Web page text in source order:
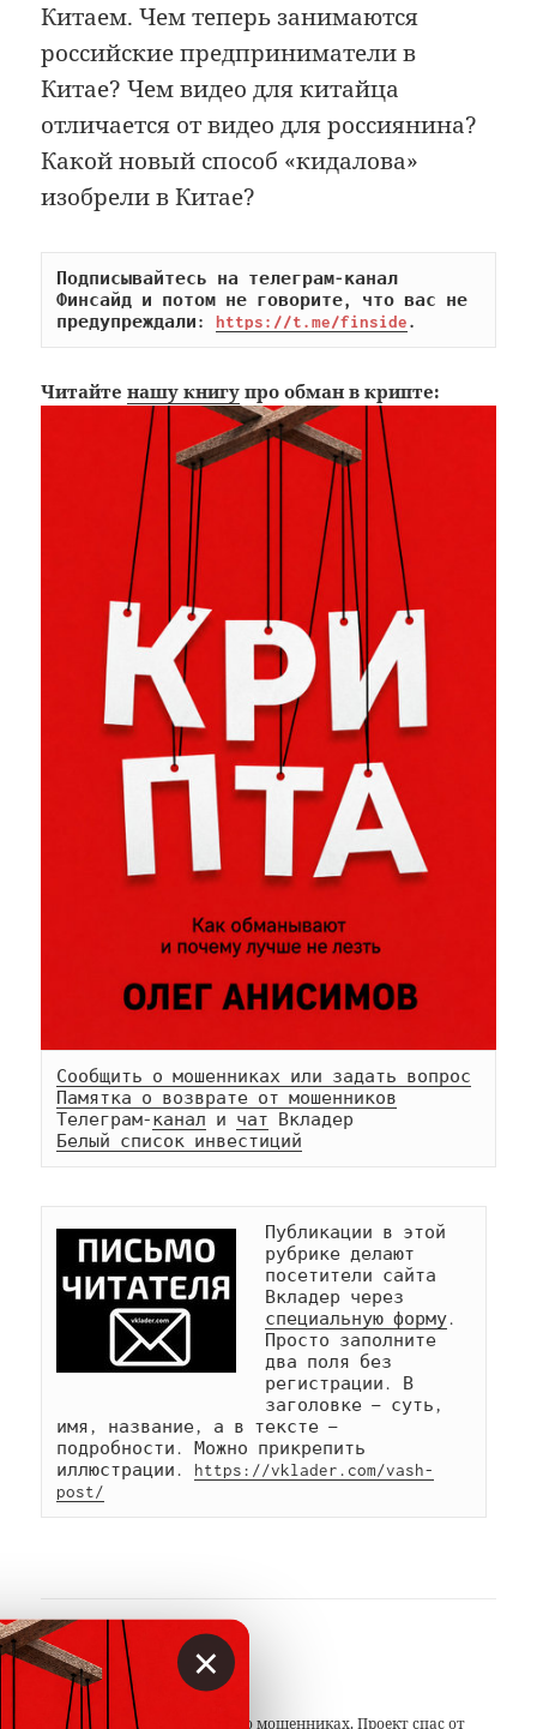
Китаем. Чем теперь занимаются
российские предприниматели в
Китае? Чем видео для китайца
отличается от видео для россиянина?
Какой новый способ «кидалова»
изобрели в Китае?
Подписывайтесь на телеграм-канал
Финсайд и потом не говорите, что вас не
предупреждали: https://t.me/finside.
Читайтенашу книгу про обман в крипте:
Сообщить о мошенниках или задать вопрос
Памятка о возврате от мошенников
Телеграм-канал и чат
Белый список инвестиций
Публикации в этой
рубрике делают
посетители сайта
специальную форму.
Просто заполните
два поля без
регистрации. В
заголовке — суть,
имя, название, а в тексте —
подробности. Можно прикрепить
иллюстрации. https://vklader.com/vash-
post/
АВТОР
Вкладер
С 2014 года предупреждаем о мошенниках. Проект спас от
×